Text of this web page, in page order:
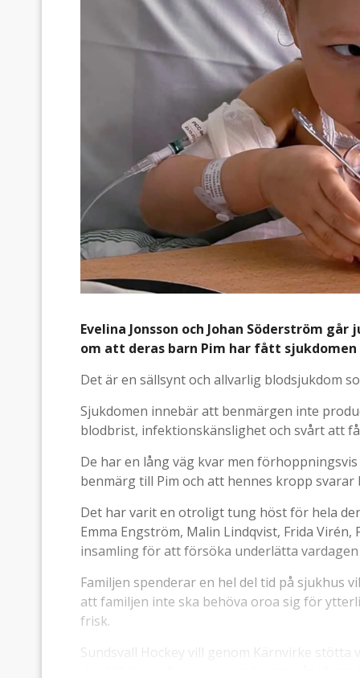
Evelina Jonsson och Johan Söderström
om att deras barn Pim har fått
Det är en sällsynt och allvarlig blodsjukdom
Sjukdomen innebär att benmärgen inte
blodbrist, infektionskänslighet och svårt att
De har en lång väg kvar men
benmärg till Pim och att hennes kropp svarar
Det har varit en otroligt tung höst för hela
Emma Engström, Malin Lindqvist, Frida
insamling för att försöka underlätta
Familjen spenderar en hel del tid på sjukhus
att familjen inte ska behöva oroa sig för
frisk.
Sundsvall Hockey vill genom Kärnvirke stötta